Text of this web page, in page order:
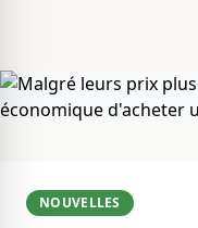
NOUVELLES